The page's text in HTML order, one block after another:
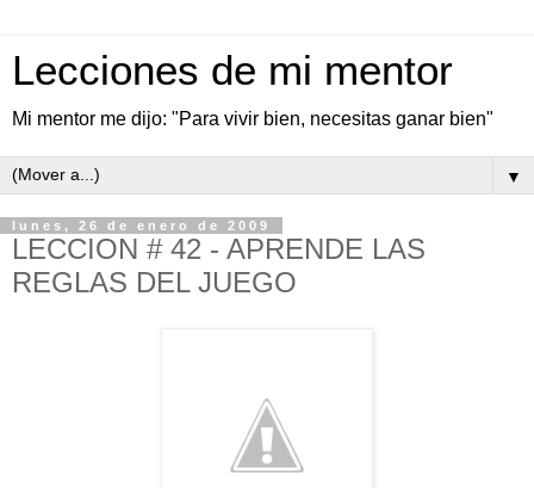
Lecciones de mi mentor
Mi mentor me dijo: "Para vivir bien, necesitas ganar bien"
▼
lunes, 26 de enero de 2009
LECCION # 42 - APRENDE LAS
REGLAS DEL JUEGO